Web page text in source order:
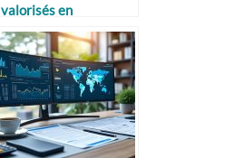
valorisés en
entreprise